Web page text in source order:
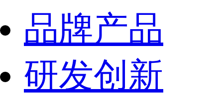
品牌产品
研发创新